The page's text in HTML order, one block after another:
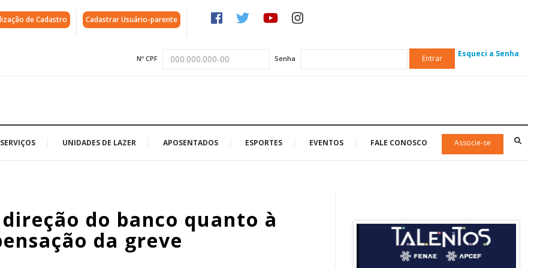
de Cadastro Cadastrar Usuário-parente
Nº CPF Senha Entrar Esqueci a Senha
SERVIÇOS UNIDADES DE LAZER APOSENTADOS ESPORTES EVENTOS FALE CONOSCO Associe-se
do banco quanto à
da greve